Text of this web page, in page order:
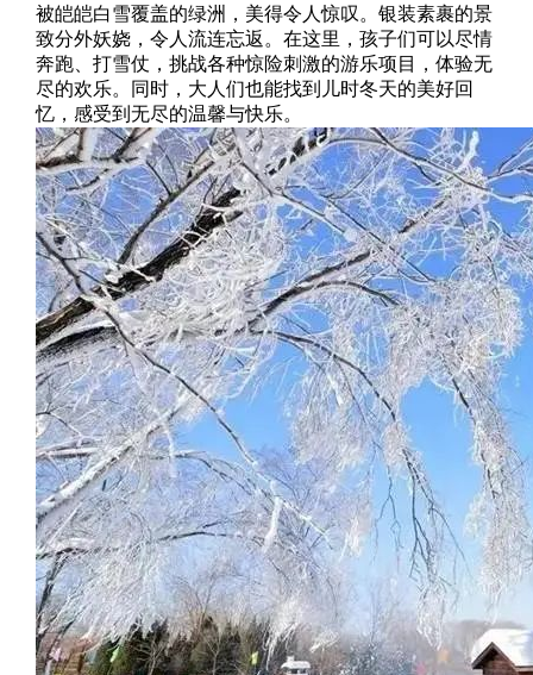
被皑皑白雪覆盖的绿洲，美得令人惊叹。银装素裹的景
致分外妖娆，令人流连忘返。在这里，孩子们可以尽情
奔跑、打雪仗，挑战各种惊险刺激的游乐项目，体验无
尽的欢乐。同时，大人们也能找到儿时冬天的美好回
忆，感受到无尽的温馨与快乐。